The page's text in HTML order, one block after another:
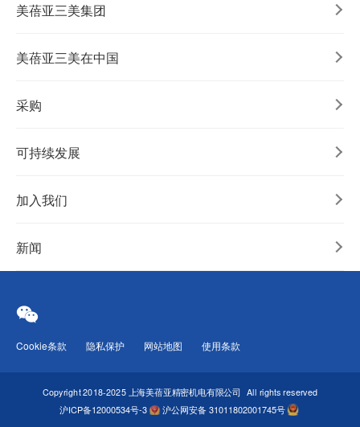
美蓓亚三美集团
美蓓亚三美在中国
采购
可持续发展
加入我们
新闻
Copyright 2018-2025 上海美蓓亚精密机电有限公司 All rights reserved
沪ICP备12000534号-3 沪公网安备 31011802001745号
Cookie条款 隐私保护 网站地图 使用条款